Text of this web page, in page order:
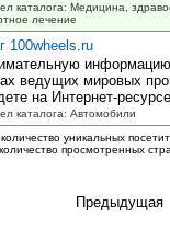
каталога: Медицина,
лечение
100wheels.ru
ведущих мировых
на Интернет-
каталога: Автомобили
количество уникальных
просмотренных
Предыдущая